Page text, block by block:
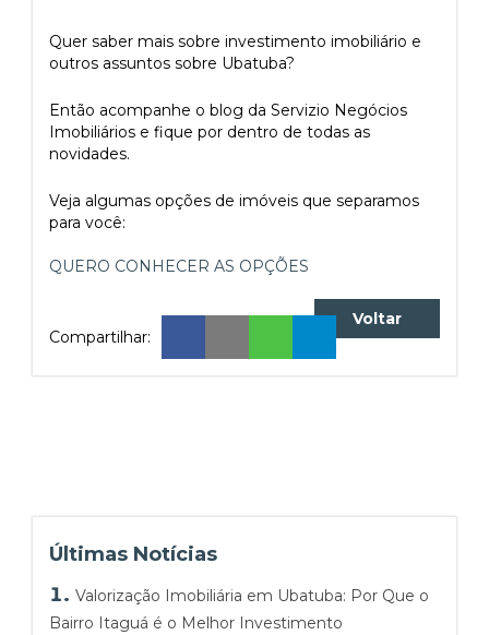
Quer saber mais sobre investimento imobiliário e
outros assuntos sobre Ubatuba?
Então acompanhe o blog da Servizio Negócios
Imobiliários e fique por dentro de todas as
novidades.
Veja algumas opções de imóveis que separamos
para você:
QUERO CONHECER AS OPÇÕES
Compartilhar:
Voltar
Últimas Notícias
Valorização Imobiliária em Ubatuba: Por Que o
Bairro Itaguá é o Melhor Investimento